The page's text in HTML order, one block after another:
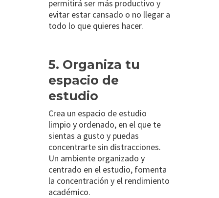
permitirá ser más productivo y
evitar estar cansado o no llegar a
todo lo que quieres hacer.
5. Organiza tu
espacio de
estudio
Crea un espacio de estudio
limpio y ordenado, en el que te
sientas a gusto y puedas
concentrarte sin distracciones.
Un ambiente organizado y
centrado en el estudio, fomenta
la concentración y el rendimiento
académico.